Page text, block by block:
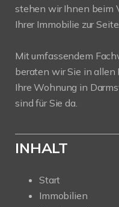
stehen wir Ihnen beim
Ihrer Immobilie zur Seite.
Mit umfassendem
beraten wir Sie in allen
Ihre Wohnung in
sind für Sie da.
INHALT
Start
Immobilien